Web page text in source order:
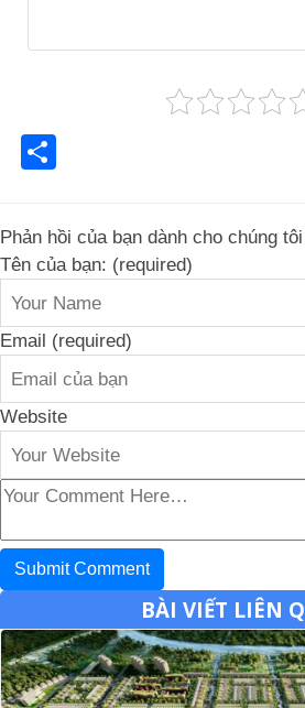
Phản hồi của bạn dành cho chúng tôi
Tên của bạn: (required)
Email (required)
Website
BÀI VIẾT LIÊN